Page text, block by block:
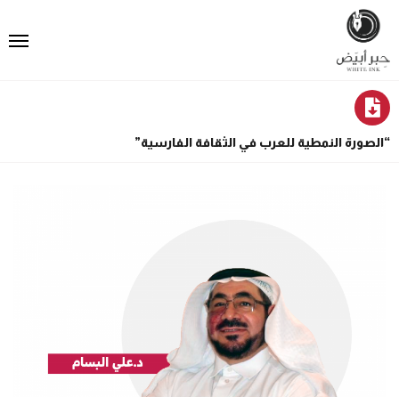
“الصورة النمطية للعرب في الثقافة الفارسية”